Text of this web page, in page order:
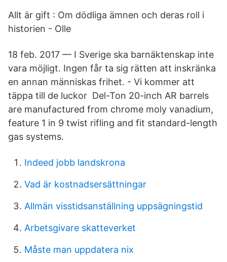
Allt är gift : Om dödliga ämnen och deras roll i
historien - Olle
18 feb. 2017 — I Sverige ska barnäktenskap inte
vara möjligt. Ingen får ta sig rätten att inskränka
en annan människas frihet. - Vi kommer att
täppa till de luckor Del-Ton 20-inch AR barrels
are manufactured from chrome moly vanadium,
feature 1 in 9 twist rifling and fit standard-length
gas systems.
Indeed jobb landskrona
Vad är kostnadsersättningar
Allmän visstidsanställning uppsägningstid
Arbetsgivare skatteverket
Måste man uppdatera nix